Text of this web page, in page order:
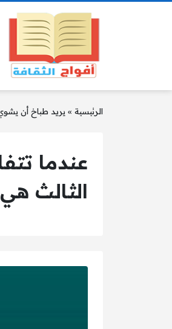
الرئيسية » يريد طباخ أن يشوي 6 كيلو جرام من اللحم . إذا كان كل كيلو جرام يحتاج إلى 20
عندما
الثالث هي